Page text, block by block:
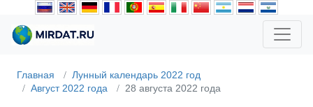
Главная
Лунный календарь 2022 год
Август 2022 года
28 августа 2022 года